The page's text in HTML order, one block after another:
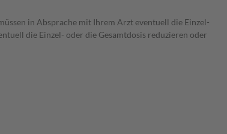
in Absprache mit Ihrem Arzt eventuell die Einzel-
die Einzel- oder die Gesamtdosis reduzieren oder